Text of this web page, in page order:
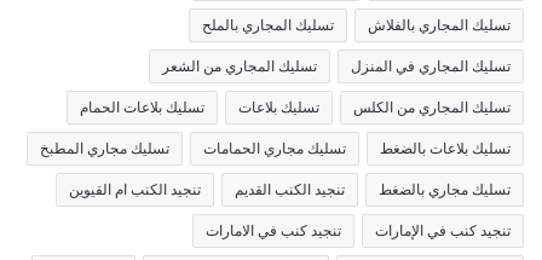
تسليك المجاري بالفلاش تسليك المجاري بالملح
تسليك المجاري في المنزل تسليك المجاري من الشعر
تسليك المجاري من الكلس تسليك بلاعات تسليك بلاعات الحمام
تسليك بلاعات بالضغط تسليك مجاري الحمامات تسليك مجاري المطبخ
تسليك مجاري بالضغط تنجيد الكنب القديم تنجيد الكنب ام القيوين
تنجيد كنب في الإمارات تنجيد كنب في الامارات